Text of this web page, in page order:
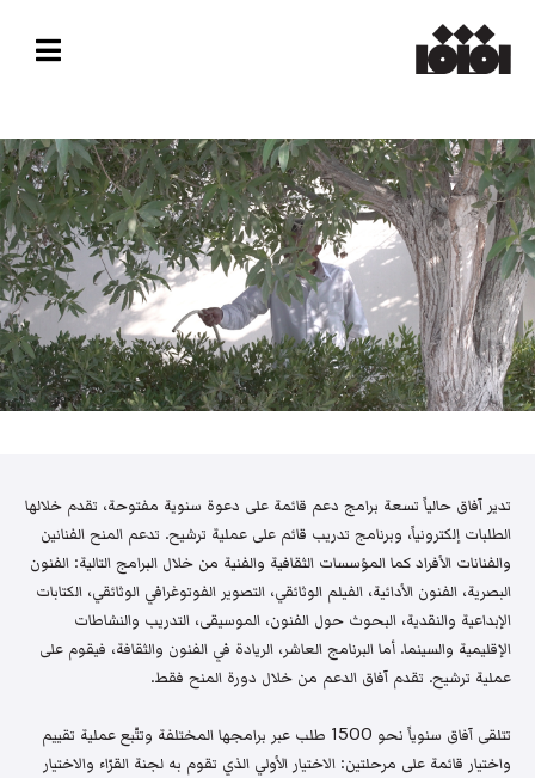
تدير آفاق حالياً تسعة برامج دعم قائمة على دعوة سنوية مفتوحة، تقدم خلالها
الطلبات إلكترونياً، وبرنامج تدريب قائم على عملية ترشيح. تدعم المنح الفنانين
والفنانات الأفراد كما المؤسسات الثقافية والفنية من خلال البرامج التالية: الفنون
البصرية، الفنون الأدائية، الفيلم الوثائقي، التصوير الفوتوغرافي الوثائقي، الكتابات
الإبداعية والنقدية، البحوث حول الفنون، الموسيقى، التدريب والنشاطات
الإقليمية والسينما. أما البرنامج العاشر، الريادة في الفنون والثقافة، فيقوم على
عملية ترشيح. تقدم آفاق الدعم من خلال دورة المنح فقط.
تتلقى آفاق سنوياً نحو 1500 طلب عبر برامجها المختلفة وتتّبع عملية تقييم
واختيار قائمة على مرحلتين: الاختيار الأولي الذي تقوم به لجنة القرّاء والاختيار